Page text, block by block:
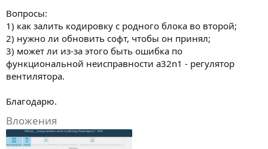
Вопросы:
1) как залить кодировку с родного блока во второй;
2) нужно ли обновить софт, чтобы он принял;
3) может ли из-за этого быть ошибка по
функциональной неисправности a32n1 - регулятор
вентилятора.
Благодарю.
Вложения